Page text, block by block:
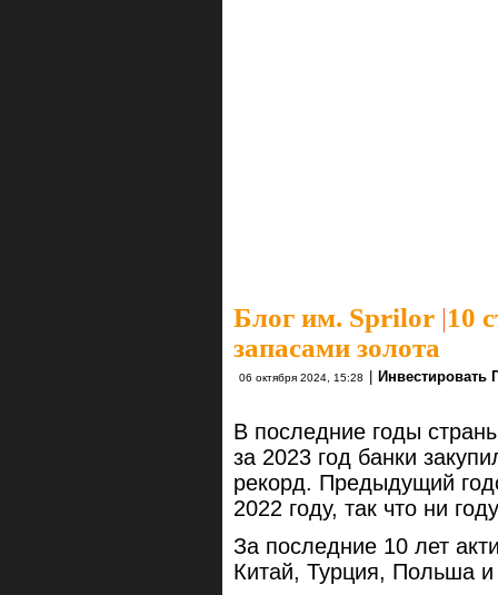
Блог им. Sprilor |10
запасами золота
06 октября 2024, 15:28 Инвестировать
В последние годы
за 2023 год банки
рекорд. Предыдущий
2022 году, так что ни
За последние 10 лет
Китай, Турция, Польша